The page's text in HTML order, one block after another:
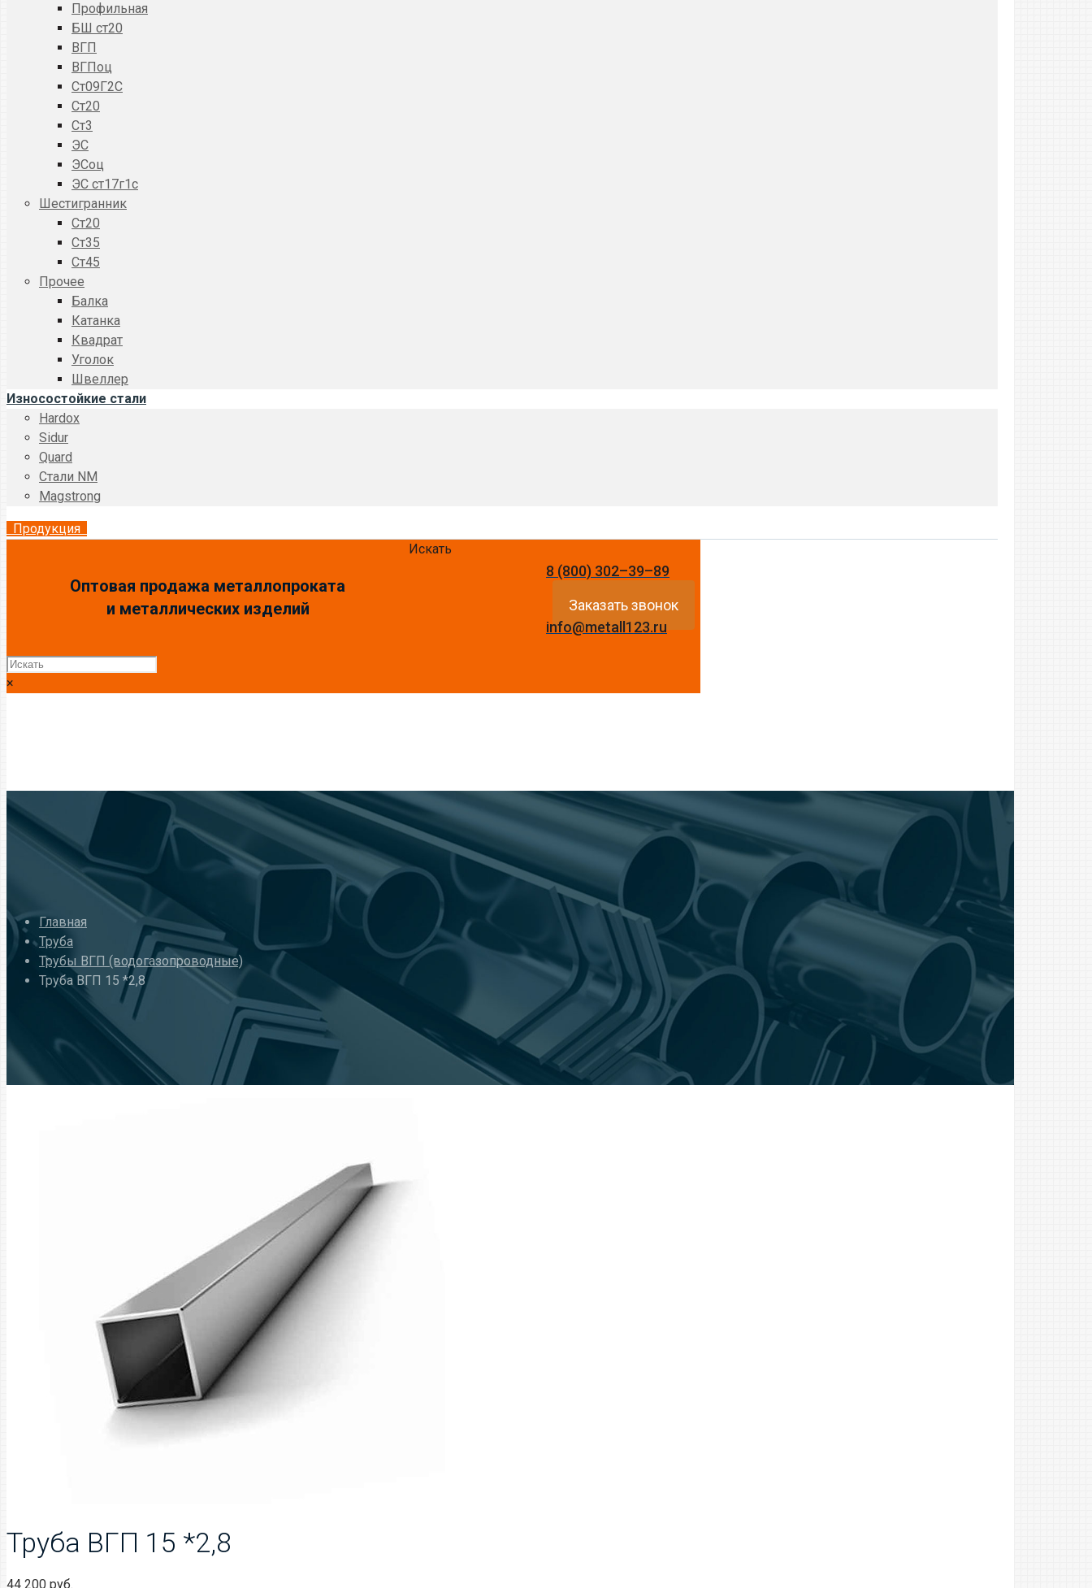
Профильная
БШ ст20
ВГП
ВГПоц
Ст09Г2С
Ст20
Ст3
ЭС
ЭСоц
ЭС ст17г1с
Шестигранник
Ст20
Ст35
Ст45
Прочее
Балка
Катанка
Квадрат
Уголок
Швеллер
Износостойкие стали
Hardox
Sidur
Quard
Стали NM
Magstrong
Продукция
Оптовая продажа металлопроката
и металлических изделий
8 (800) 302–39–89
Заказать звонок
info@metall123.ru
Искать
×
Главная
Труба
Трубы ВГП (водогазопроводные)
Труба ВГП 15 *2,8
Труба ВГП 15 *2,8
44 200 руб.